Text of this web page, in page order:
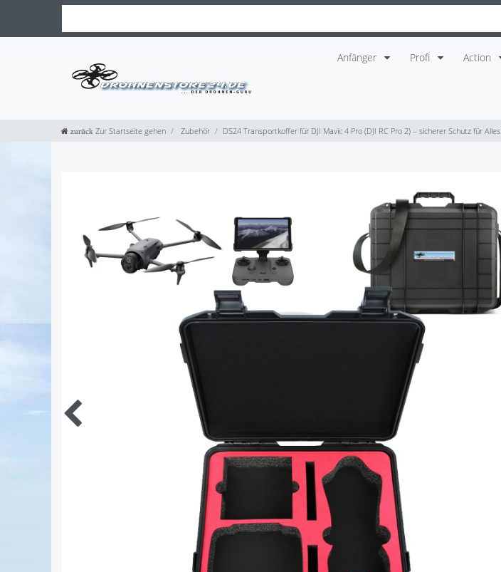
Anfänger Profi Action
Zur Startseite gehen Zubehör DS24 Transportkoffer für DJI Mavic 4 Pro (DJI RC Pro 2) – sicherer Schutz für Alles